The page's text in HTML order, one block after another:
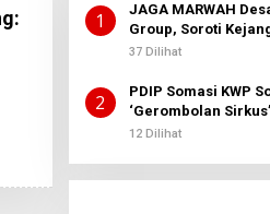
1
JAGA MARWAH
Group, Soroti
37 Dilihat
2
PDIP Somasi KWP
‘Gerombolan
Dipimpin Sufmi
12 Dilihat